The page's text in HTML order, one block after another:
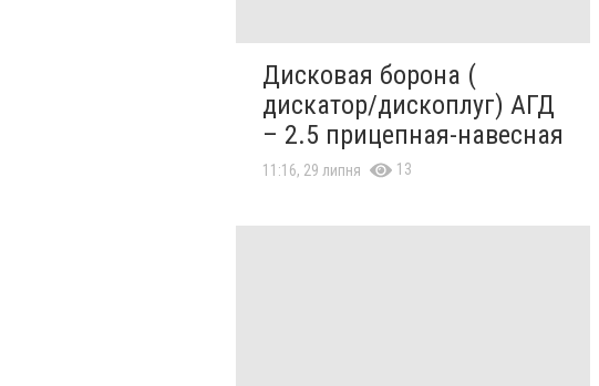
Дисковая борона (
дискатор/дископлуг) АГД
– 2.5 прицепная-навесная
11:16, 29 липня 13